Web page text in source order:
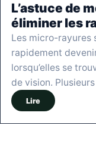
L’astuce de
éliminer les
Les micro-rayures
rapidement
lorsqu’elles se
de vision.
Lire